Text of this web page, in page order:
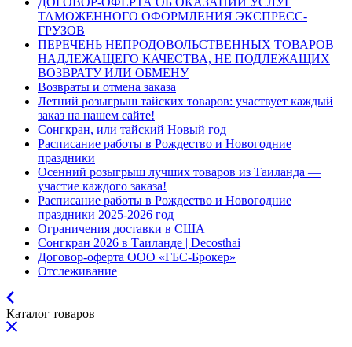
ТАМОЖЕННОГО ОФОРМЛЕНИЯ ЭКСПРЕСС-
ГРУЗОВ
ПЕРЕЧЕНЬ НЕПРОДОВОЛЬСТВЕННЫХ ТОВАРОВ
НАДЛЕЖАЩЕГО КАЧЕСТВА, НЕ ПОДЛЕЖАЩИХ
ВОЗВРАТУ ИЛИ ОБМЕНУ
Возвраты и отмена заказа
Летний розыгрыш тайских товаров: участвует каждый
заказ на нашем сайте!
Сонгкран, или тайский Новый год
Расписание работы в Рождество и Новогодние
праздники
Осенний розыгрыш лучших товаров из Таиланда —
участие каждого заказа!
Расписание работы в Рождество и Новогодние
праздники 2025-2026 год
Ограничения доставки в США
Сонгкран 2026 в Таиланде | Decosthai
Договор-оферта ООО «ГБС-Брокер»
Отслеживание
Каталог товаров